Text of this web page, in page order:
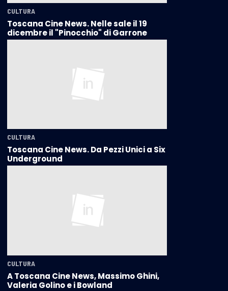
CULTURA
Toscana Cine News. Nelle sale il 19
dicembre il "Pinocchio" di Garrone
CULTURA
Toscana Cine News. Da Pezzi Unici a Six
Underground
CULTURA
A Toscana Cine News, Massimo Ghini,
Valeria Golino e i Bowland